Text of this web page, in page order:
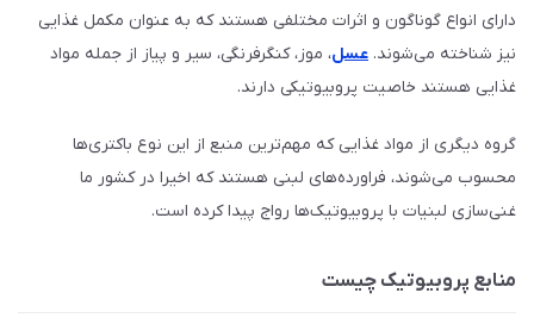
دارای انواع گوناگون و اثرات مختلفی هستند که به عنوان مکمل غذایی
نیز شناخته می‌شوند. عسل، موز، کنگرفرنگی، سیر و پیاز از جمله مواد
غذایی هستند خاصیت پروبیوتیکی دارند.
گروه دیگری از مواد غذایی که مهم‌ترین منبع از این نوع باکتری‌ها
محسوب می‌شوند، فراورده‌های لبنی هستند که اخیرا در کشور ما
غنی‌سازی لبنیات با پروبیوتیک‌ها رواج پیدا کرده است.
منابع پروبیوتیک چیست